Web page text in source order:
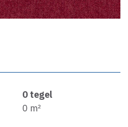
0 tegel
0 m²